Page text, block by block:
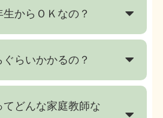
からＯＫなの？
ぐらいかかるの？
てどんな家庭教師な